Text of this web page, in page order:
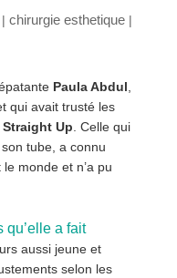
|chirurgie esthetique |
Paula Abdul
qui avait trusté les
Straight Up . Celle qui
tube, a connu
monde et n’a pu
qu’elle a fait
aussi jeune et
selon les